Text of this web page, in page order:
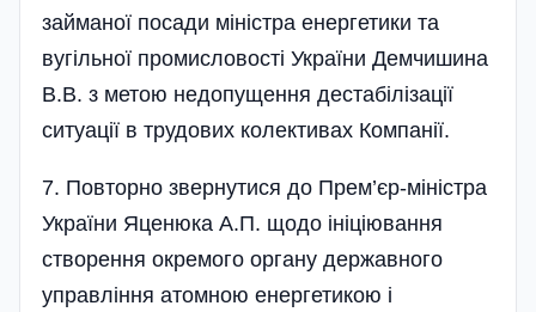
займаної посади міністра енергетики та
вугільної промисловості України Демчишина
В.В. з метою недопущення дестабілізації
ситуації в трудових колективах Компанії.
7. Повторно звернутися до Прем’єр-міністра
України Яценюка А.П. щодо ініціювання
створення окрем­ого ор­гану державного
управління­ атомною енер­гетикою і